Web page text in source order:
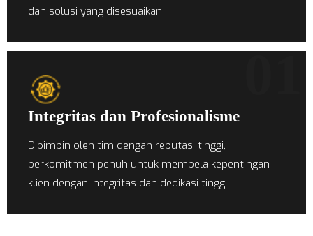
dan solusi yang disesuaikan.
Integritas dan Profesionalisme
Dipimpin oleh tim dengan reputasi tinggi,
berkomitmen penuh untuk membela kepentingan
klien dengan integritas dan dedikasi tinggi.